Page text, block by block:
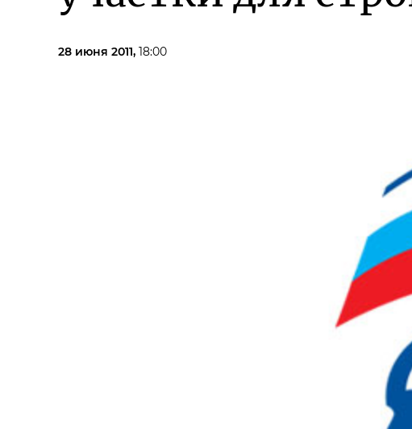
28 июня 2011, 18:00